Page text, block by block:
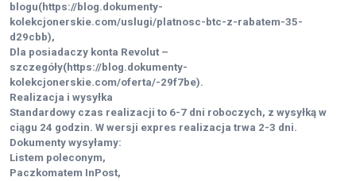
blogu(https://blog.dokumenty-
kolekcjonerskie.com/uslugi/platnosc-btc-z-rabatem-35-
d29cbb),
Dla posiadaczy konta Revolut –
szczegóły(https://blog.dokumenty-
kolekcjonerskie.com/oferta/-29f7be).
Realizacja i wysyłka
Standardowy czas realizacji to 6-7 dni roboczych, z wysyłką w
ciągu 24 godzin. W wersji expres realizacja trwa 2-3 dni.
Dokumenty wysyłamy:
Listem poleconym,
Paczkomatem InPost,